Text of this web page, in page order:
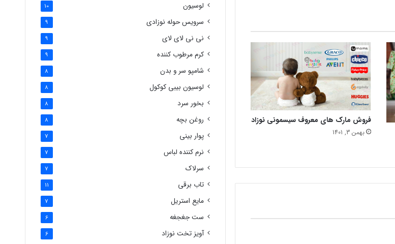
فروش مارک های معروف سیسمونی نوزاد
بهمن 3, 1401
لوسیون 10
سرویس حوله نوزادی 9
نی نی لای لای 9
کرم مرطوب کننده 9
شامپو سر و بدن 8
لوسیون بیبی کوکول 8
بخور سرد 8
روغن بچه 8
پوار بینی 7
نرم کننده لباس 7
سرلاک 7
تاب برقی 11
مایع استریل 7
ست جغجغه 6
آویز تخت نوزاد 6